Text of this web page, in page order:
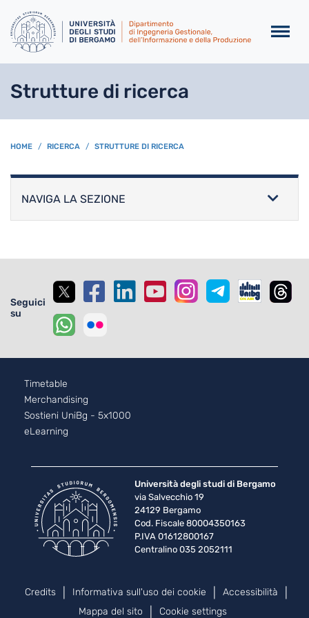
Strutture di ricerca
BREADCRUMB
HOME RICERCA STRUTTURE DI RICERCA
NAVIGA LA SEZIONE
Seguici
su
Footer - 2
Timetable
Merchandising
Sostieni UniBg - 5x1000
eLearning
Università degli studi di Bergamo
via Salvecchio 19
24129 Bergamo
Cod. Fiscale 80004350163
P.IVA 01612800167
Centralino 035 2052111
Piè di pagina
Credits Informativa sull'uso dei cookie
Accessibilità
Mappa del sito
Cookie settings